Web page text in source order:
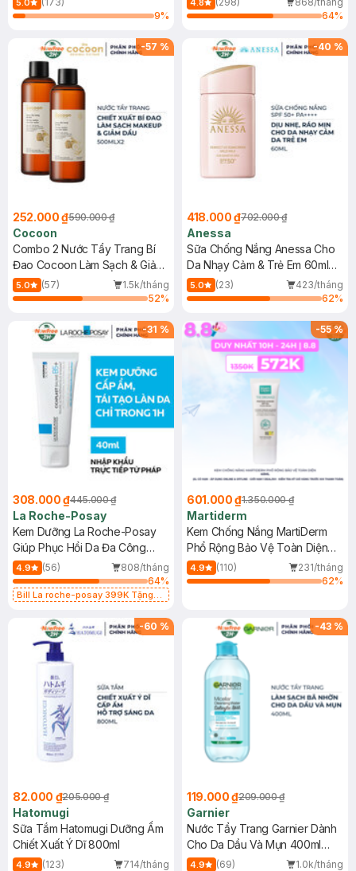
5.0
9%
4.8
64%
-57 %
252.000 ₫590.000 ₫
Cocoon
Combo 2 Nước Tẩy Trang Bí
Đao Cocoon Làm Sạch & Giảm
Dầu 500ml
5.0 (57)
1.5k/tháng
52%
-40 %
418.000 ₫702.000 ₫
Anessa
Sữa Chống Nắng Anessa Cho
Da Nhạy Cảm & Trẻ Em 60ml
(Mới)
5.0 (23)
423/tháng
62%
-31 %
308.000 ₫445.000 ₫
La Roche-Posay
Kem Dưỡng La Roche-Posay
Giúp Phục Hồi Da Đa Công
Dụng 40ml
4.9 (56)
808/tháng
64%
Bill La roche-posay 399K Tặng
(SL có hạn)
-55%
601.000 ₫1.350.000 ₫
Martiderm
Kem Chống Nắng MartiDerm
Phổ Rộng Bảo Vệ Toàn Diện
40ml
4.9 (110)
231/tháng
62%
-60 %
82.000 ₫205.000 ₫
Hatomugi
Sữa Tắm Hatomugi Dưỡng Ẩm
Chiết Xuất Ý Dĩ 800ml
4.9 (123)
714/tháng
-43 %
119.000 ₫209.000 ₫
Garnier
Nước Tẩy Trang Garnier Dành
Cho Da Dầu Và Mụn 400ml
(Mới)
4.9 (69)
1.0k/tháng